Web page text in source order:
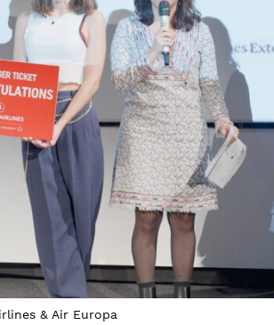
& Air Europa